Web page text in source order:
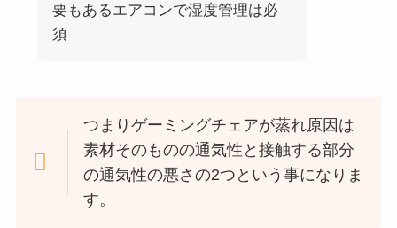
要もあるエアコンで湿度管理は必
須
つまりゲーミングチェアが蒸れ原因は
素材そのものの通気性と接触する部分
の通気性の悪さの2つという事になりま
す。